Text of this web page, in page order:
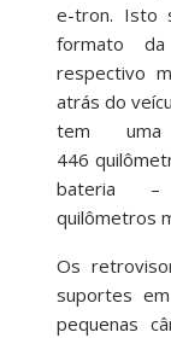
e-tron. Isto
formato
respectivo
atrás do
tem
446
bateria –
quilômetros
Os
suportes
pequenas